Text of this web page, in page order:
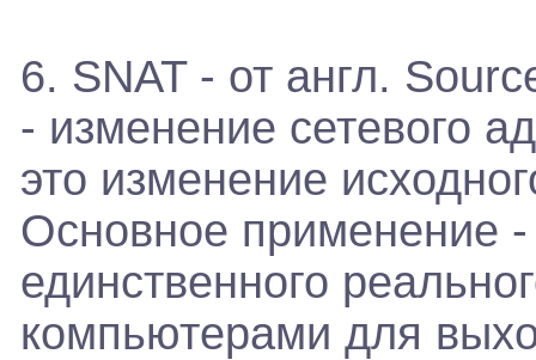
6. SNAT - от англ.
- изменение сетевого
это изменение
Основное применение -
единственного
компьютерами для